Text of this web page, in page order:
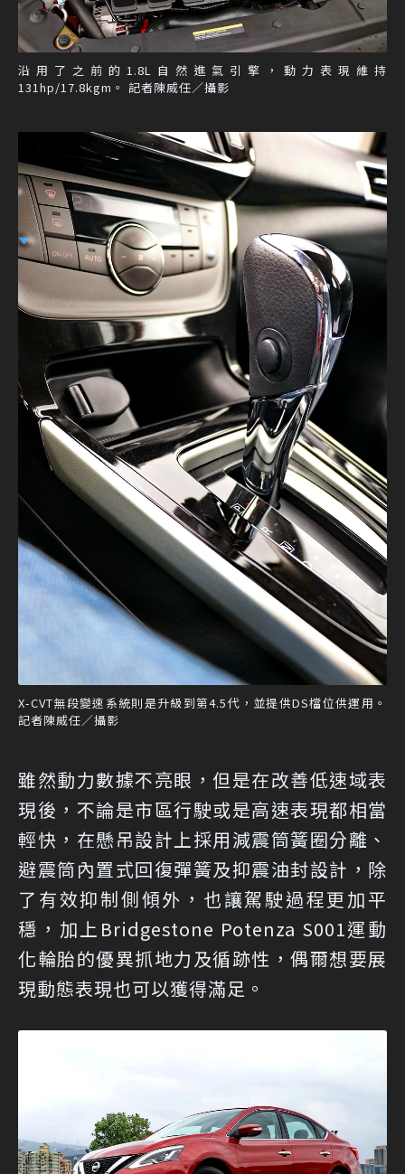
沿用了之前的1.8L自然進氣引擎，動力表現維持
131hp/17.8kgm。 記者陳威任／攝影
X-CVT無段變速系統則是升級到第4.5代，並提供DS檔位供運用。
記者陳威任／攝影
雖然動力數據不亮眼，但是在改善低速域表
現後，不論是市區行駛或是高速表現都相當
輕快，在懸吊設計上採用減震筒簧圈分離、
避震筒內置式回復彈簧及抑震油封設計，除
了有效抑制側傾外，也讓駕駛過程更加平
穩，加上Bridgestone Potenza S001運動
化輪胎的優異抓地力及循跡性，偶爾想要展
現動態表現也可以獲得滿足。